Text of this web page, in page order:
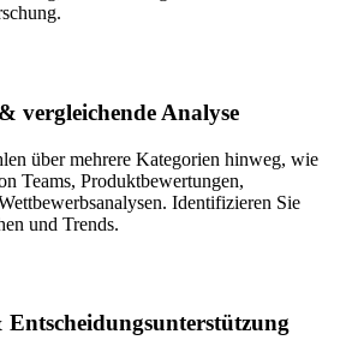
vergleichende Analyse
über mehrere Kategorien hinweg, wie
Teams, Produktbewertungen,
Identifizieren Sie
und Trends.